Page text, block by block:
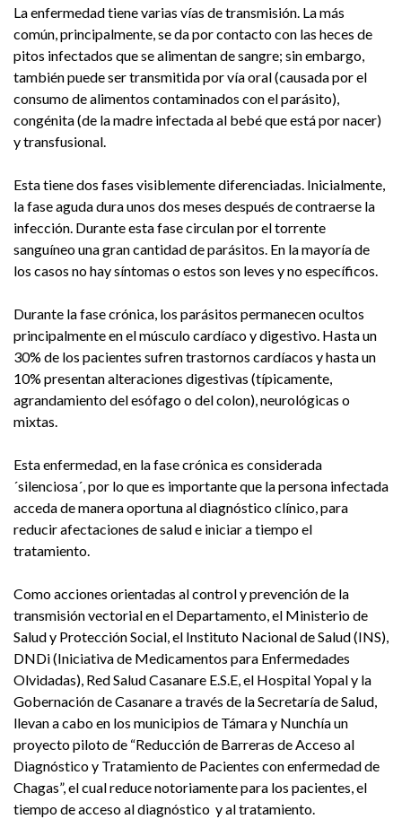
La enfermedad tiene varias vías de transmisión. La más
común, principalmente, se da por contacto con las heces de
pitos infectados que se alimentan de sangre; sin embargo,
también puede ser transmitida por vía oral (causada por el
consumo de alimentos contaminados con el parásito),
congénita (de la madre infectada al bebé que está por nacer)
y transfusional.
Esta tiene dos fases visiblemente diferenciadas. Inicialmente,
la fase aguda dura unos dos meses después de contraerse la
infección. Durante esta fase circulan por el torrente
sanguíneo una gran cantidad de parásitos. En la mayoría de
los casos no hay síntomas o estos son leves y no específicos.
Durante la fase crónica, los parásitos permanecen ocultos
principalmente en el músculo cardíaco y digestivo. Hasta un
30% de los pacientes sufren trastornos cardíacos y hasta un
10% presentan alteraciones digestivas (típicamente,
agrandamiento del esófago o del colon), neurológicas o
mixtas.
Esta enfermedad, en la fase crónica es considerada
´silenciosa´, por lo que es importante que la persona infectada
acceda de manera oportuna al diagnóstico clínico, para
reducir afectaciones de salud e iniciar a tiempo el
tratamiento.
Como acciones orientadas al control y prevención de la
transmisión vectorial en el Departamento, el Ministerio de
Salud y Protección Social, el Instituto Nacional de Salud (INS),
DNDi (Iniciativa de Medicamentos para Enfermedades
Olvidadas), Red Salud Casanare E.S.E, el Hospital Yopal y la
Gobernación de Casanare a través de la Secretaría de Salud,
llevan a cabo en los municipios de Támara y Nunchía un
proyecto piloto de “Reducción de Barreras de Acceso al
Diagnóstico y Tratamiento de Pacientes con enfermedad de
Chagas”, el cual reduce notoriamente para los pacientes, el
tiempo de acceso al diagnóstico y al tratamiento.